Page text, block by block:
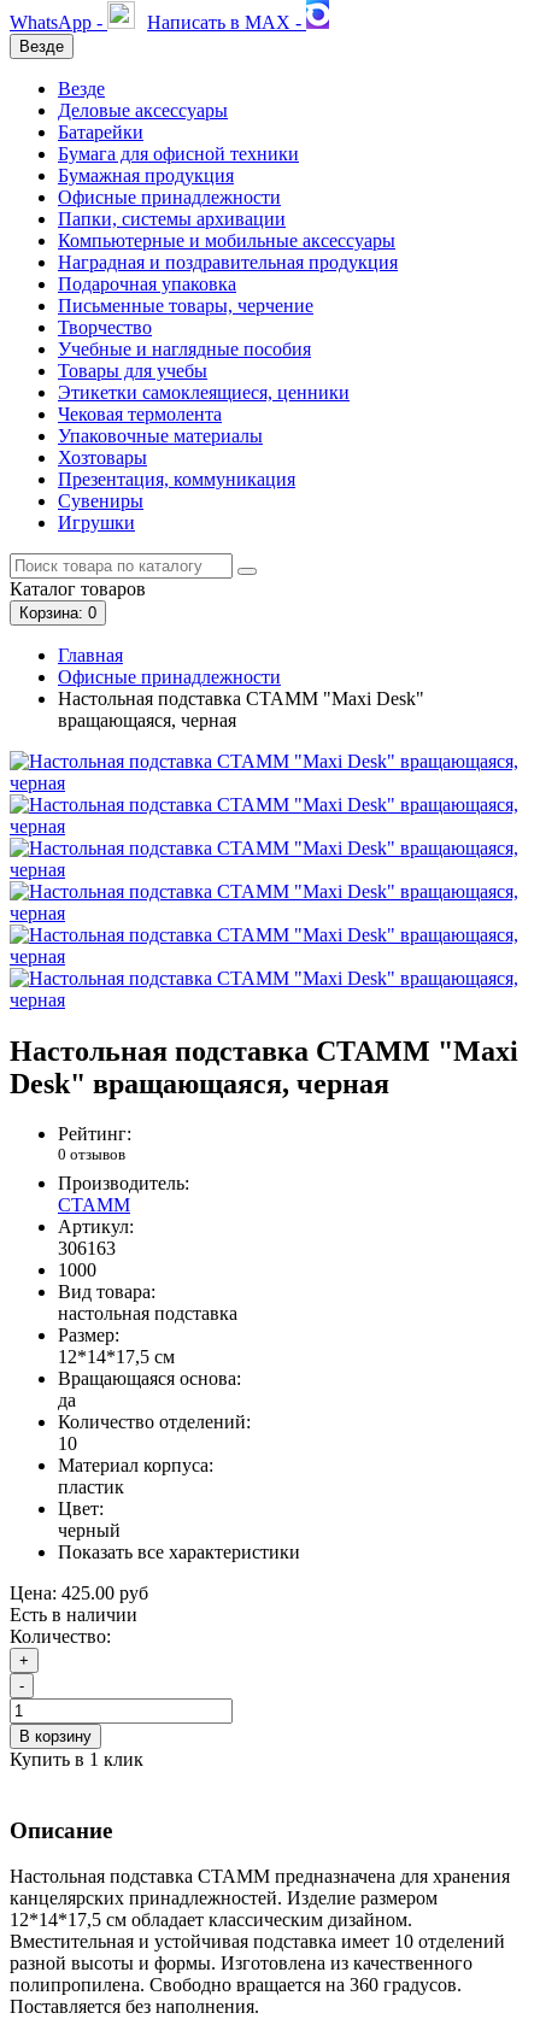
WhatsApp - Написать в MAX -
Везде
Везде
Деловые аксессуары
Батарейки
Бумага для офисной техники
Бумажная продукция
Офисные принадлежности
Папки, системы архивации
Компьютерные и мобильные аксессуары
Наградная и поздравительная продукция
Подарочная упаковка
Письменные товары, черчение
Творчество
Учебные и наглядные пособия
Товары для учебы
Этикетки самоклеящиеся, ценники
Чековая термолента
Упаковочные материалы
Хозтовары
Презентация, коммуникация
Сувениры
Игрушки
Каталог товаров
Корзина: 0
Главная
Офисные принадлежности
Настольная подставка СТАММ "Maxi Desk"
вращающаяся, черная
Настольная подставка СТАММ "Maxi
Desk" вращающаяся, черная
Рейтинг:
0 отзывов
Производитель:
СТАММ
Артикул:
306163
1000
Вид товара:
настольная подставка
Размер:
12*14*17,5 см
Вращающаяся основа:
да
Количество отделений:
10
Материал корпуса:
пластик
Цвет:
черный
Показать все характеристики
Цена: 425.00 руб
Есть в наличии
Количество:
+
-
В корзину
Купить в 1 клик
Описание
Настольная подставка СТАММ предназначена для хранения
канцелярских принадлежностей. Изделие размером
12*14*17,5 см обладает классическим дизайном.
Вместительная и устойчивая подставка имеет 10 отделений
разной высоты и формы. Изготовлена из качественного
полипропилена. Свободно вращается на 360 градусов.
Поставляется без наполнения.